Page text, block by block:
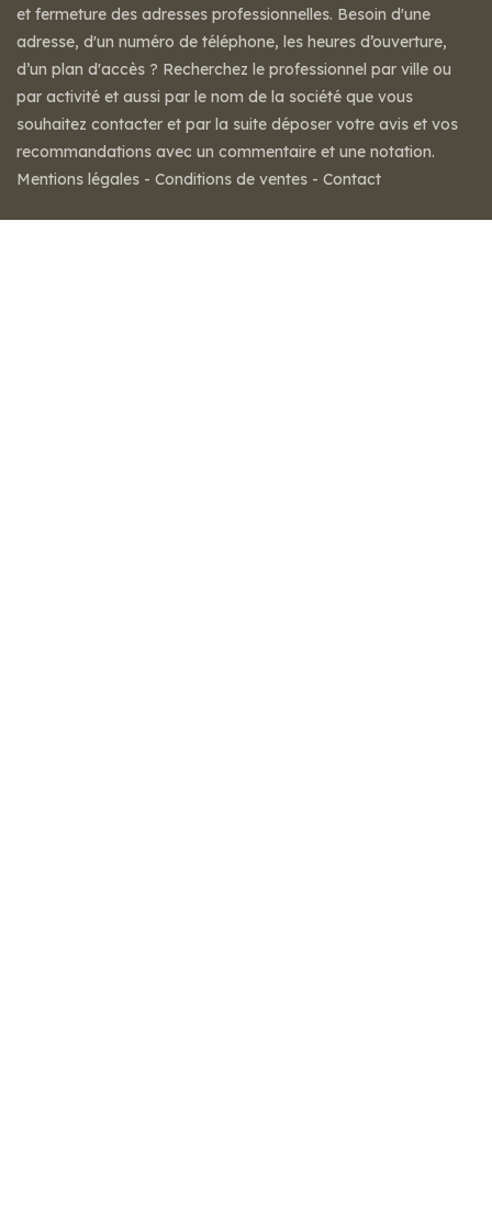
et fermeture des adresses professionnelles. Besoin d'une
adresse, d'un numéro de téléphone, les heures d’ouverture,
d’un plan d'accès ? Recherchez le professionnel par ville ou
par activité et aussi par le nom de la société que vous
souhaitez contacter et par la suite déposer votre avis et vos
recommandations avec un commentaire et une notation.
Mentions légales - Conditions de ventes - Contact